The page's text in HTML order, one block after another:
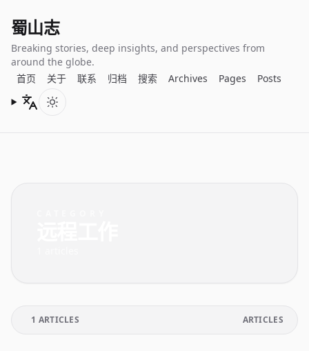
蜀山志
Breaking stories, deep insights, and perspectives from
around the globe.
首页
关于 联系 归档 搜索 Archives Pages Posts
LanguagesToggle color scheme
1 ARTICLES ARTICLES